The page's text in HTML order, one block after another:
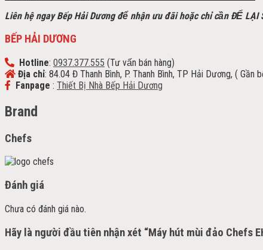
Liên hệ ngay Bếp Hải Dương để nhận ưu đãi hoặc chỉ cần ĐỂ LẠI
BẾP HẢI DƯƠNG
Hotline: 0937.377.555 (Tư vấn bán hàng)
Địa chỉ: 84.04 Đ Thanh Bình, P. Thanh Bình, TP Hải Dương, ( Gần
Fanpage : Thiết Bị Nhà Bếp Hải Dương
Brand
Chefs
Đánh giá
Chưa có đánh giá nào.
Hãy là người đầu tiên nhận xét “Máy hút mùi đảo Chefs